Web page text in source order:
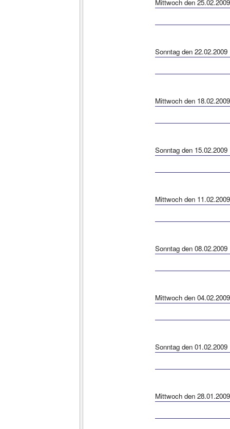
Mittwoch den 25.02.2009
Sonntag den 22.02.2009
Mittwoch den 18.02.2009
Sonntag den 15.02.2009
Mittwoch den 11.02.2009
Sonntag den 08.02.2009
Mittwoch den 04.02.2009
Sonntag den 01.02.2009
Mittwoch den 28.01.2009